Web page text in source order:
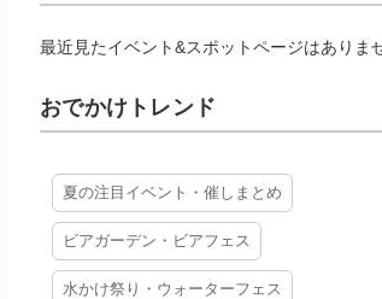
最近見たイベント&スポットページはありま
おでかけトレンド
夏の注目イベント・催しまとめ
ビアガーデン・ビアフェス
水かけ祭り・ウォーターフェス